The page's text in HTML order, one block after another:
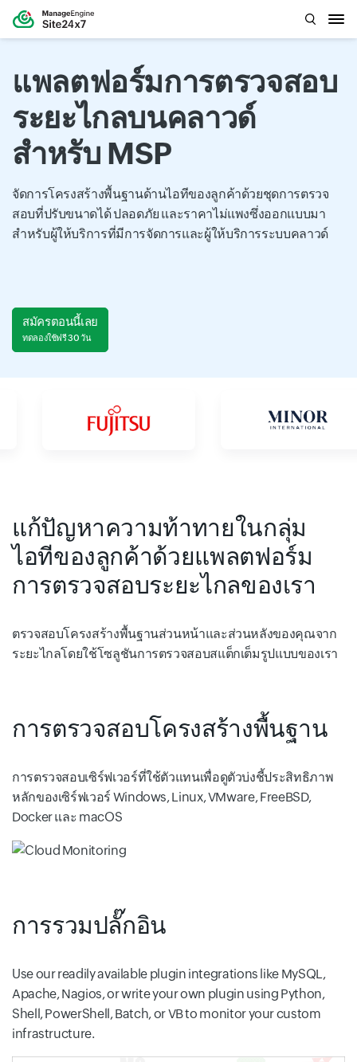
แพลตฟอร์มการตรวจสอบ
ระยะไกลบนคลาวด์
สำหรับ MSP
จัดการโครงสร้างพื้นฐานด้านไอทีของลูกค้าด้วยชุดการตรวจ
สอบที่ปรับขนาดได้ ปลอดภัย และราคาไม่แพงซึ่งออกแบบมา
สำหรับผู้ให้บริการที่มีการจัดการและผู้ให้บริการระบบคลาวด์
สมัครตอนนี้เลย
ทดลองใช้ฟรี 30 วัน
แก้ปัญหาความท้าทายในกลุ่ม
ไอทีของลูกค้าด้วยแพลตฟอร์ม
การตรวจสอบระยะไกลของเรา
ตรวจสอบโครงสร้างพื้นฐานส่วนหน้าและส่วนหลังของคุณจาก
ระยะไกลโดยใช้โซลูชันการตรวจสอบสแต็กเต็มรูปแบบของเรา
การตรวจสอบโครงสร้างพื้นฐาน
การตรวจสอบเซิร์ฟเวอร์ที่ใช้ตัวแทนเพื่อดูตัวบ่งชี้ประสิทธิภาพ
หลักของเซิร์ฟเวอร์ Windows, Linux, VMware, FreeBSD,
Docker และ macOS
การรวมปลั๊กอิน
Use our readily available plugin integrations like MySQL,
Apache, Nagios, or write your own plugin using Python,
Shell, PowerShell, Batch, or VB to monitor your custom
infrastructure.